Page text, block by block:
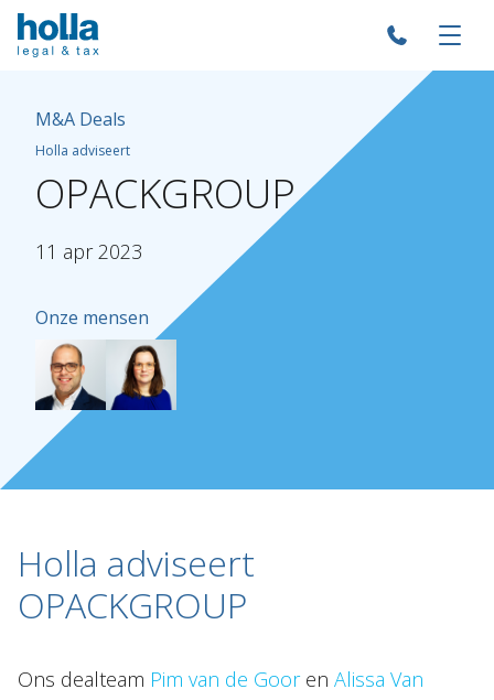
Over Holla
Onze mensen
Topics
M&A Deals
Holla adviseert
OPACKGROUP
11 apr 2023
Onze mensen
Holla adviseert
OPACKGROUP
Ons dealteam Pim van de Gooren Alissa Van